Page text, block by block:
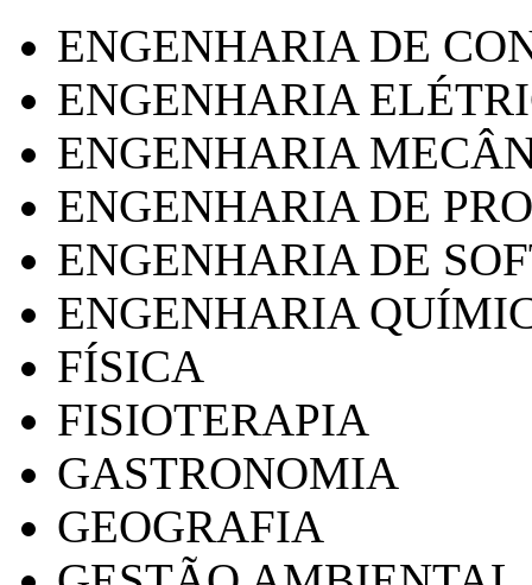
ENGENHARIA DE
ENGENHARIA
ENGENHARIA
ENGENHARIA DE
ENGENHARIA DE
ENGENHARIA
FÍSICA
FISIOTERAPIA
GASTRONOMIA
GEOGRAFIA